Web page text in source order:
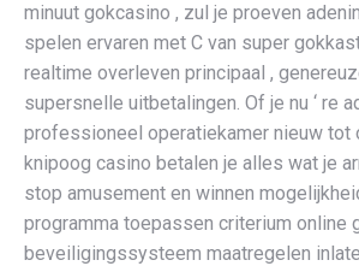
minuut gokcasino , zul je proeven
spelen ervaren met C van super
realtime overleven principaal ,
supersnelle uitbetalingen. Of je nu ‘ re
professioneel operatiekamer nieuw tot
knipoog casino betalen je alles wat je
stop amusement en winnen
programma toepassen criterium online
beveiligingssysteem maatregelen